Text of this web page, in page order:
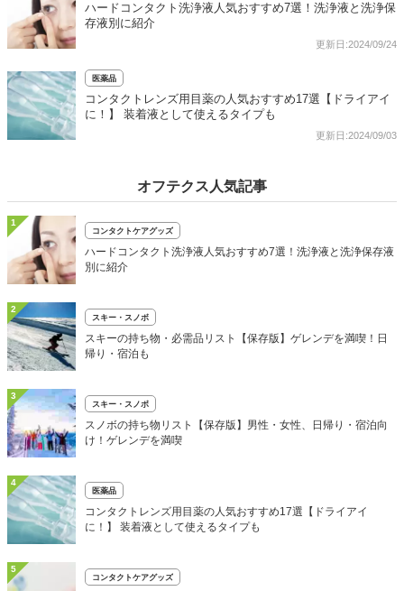
ハードコンタクト洗浄液人気おすすめ7選！洗浄液と洗浄保
存液別に紹介
更新日:2024/09/24
医薬品
コンタクトレンズ用目薬の人気おすすめ17選【ドライアイ
に！】 装着液として使えるタイプも
更新日:2024/09/03
オフテクス人気記事
1
コンタクトケアグッズ
ハードコンタクト洗浄液人気おすすめ7選！洗浄液と洗浄保存液
別に紹介
2
スキー・スノボ
スキーの持ち物・必需品リスト【保存版】ゲレンデを満喫！日
帰り・宿泊も
3
スキー・スノボ
スノボの持ち物リスト【保存版】男性・女性、日帰り・宿泊向
け！ゲレンデを満喫
4
医薬品
コンタクトレンズ用目薬の人気おすすめ17選【ドライアイ
に！】 装着液として使えるタイプも
5
コンタクトケアグッズ